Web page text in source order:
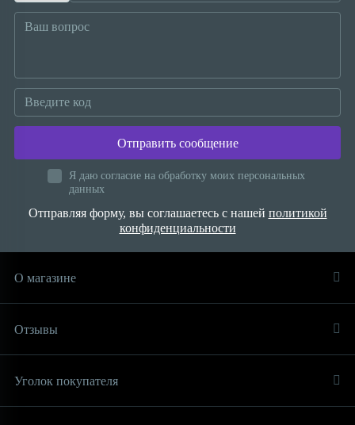
Отправить сообщение
Я даю согласие на обработку моих персональных
данных
Отправляя форму, вы соглашаетесь с нашей политикой
конфиденциальности
О магазине
Отзывы
Уголок покупателя